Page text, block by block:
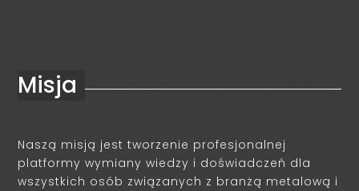
Misja
Naszą misją jest tworzenie profesjonalnej
platformy wymiany wiedzy i doświadczeń dla
wszystkich osób związanych z branżą metalową i